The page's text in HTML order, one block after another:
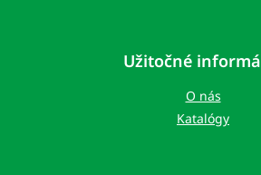
Užitočné
O nás
Katalógy